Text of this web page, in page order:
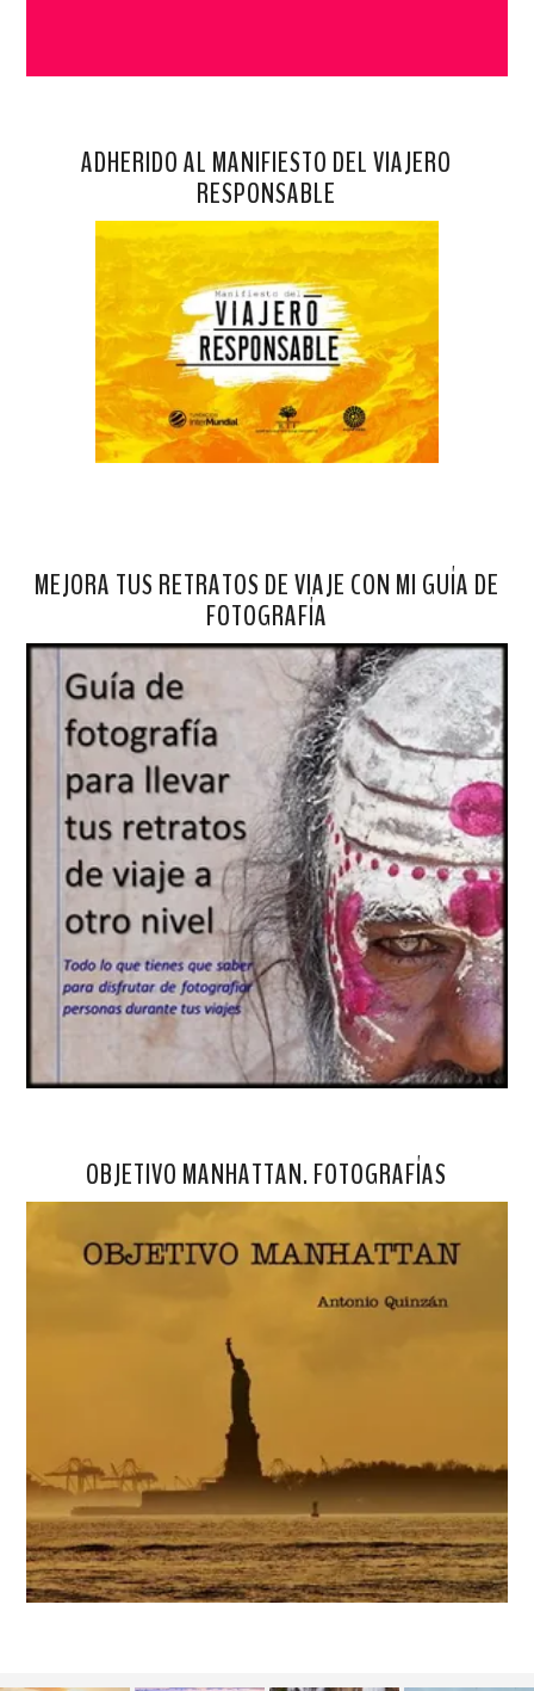
ADHERIDO AL MANIFIESTO DEL VIAJERO
RESPONSABLE
MEJORA TUS RETRATOS DE VIAJE CON MI GUÍA DE
FOTOGRAFÍA
OBJETIVO MANHATTAN. FOTOGRAFÍAS